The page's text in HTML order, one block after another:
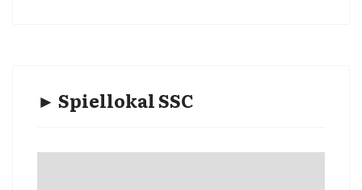
► Spiellokal SSC